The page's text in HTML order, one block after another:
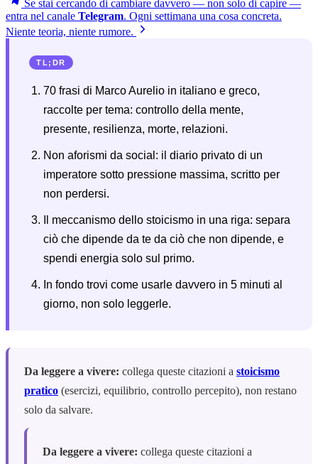
Se stai cercando di cambiare davvero — non solo di capire —
entra nel canale Telegram. Ogni settimana una cosa concreta.
Niente teoria, niente rumore.
TL;DR
70 frasi di Marco Aurelio in italiano e greco,
raccolte per tema: controllo della mente,
presente, resilienza, morte, relazioni.
Non aforismi da social: il diario privato di un
imperatore sotto pressione massima, scritto per
non perdersi.
Il meccanismo dello stoicismo in una riga: separa
ciò che dipende da te da ciò che non dipende, e
spendi energia solo sul primo.
In fondo trovi come usarle davvero in 5 minuti al
giorno, non solo leggerle.
Da leggere a vivere: collega queste citazioni a stoicismo
pratico (esercizi, equilibrio, controllo percepito), non restano
solo da salvare.
Da leggere a vivere: collega queste citazioni a